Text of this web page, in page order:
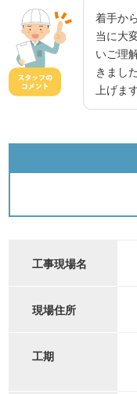
着手か
当に大
いご理
きまし
上げます
工事現場名
現場住所
工期